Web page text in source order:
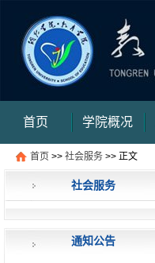
首页 学院概况
审核评估 信件提交
首页 >> 社会服务 >> 正文
社会服务
通知公告